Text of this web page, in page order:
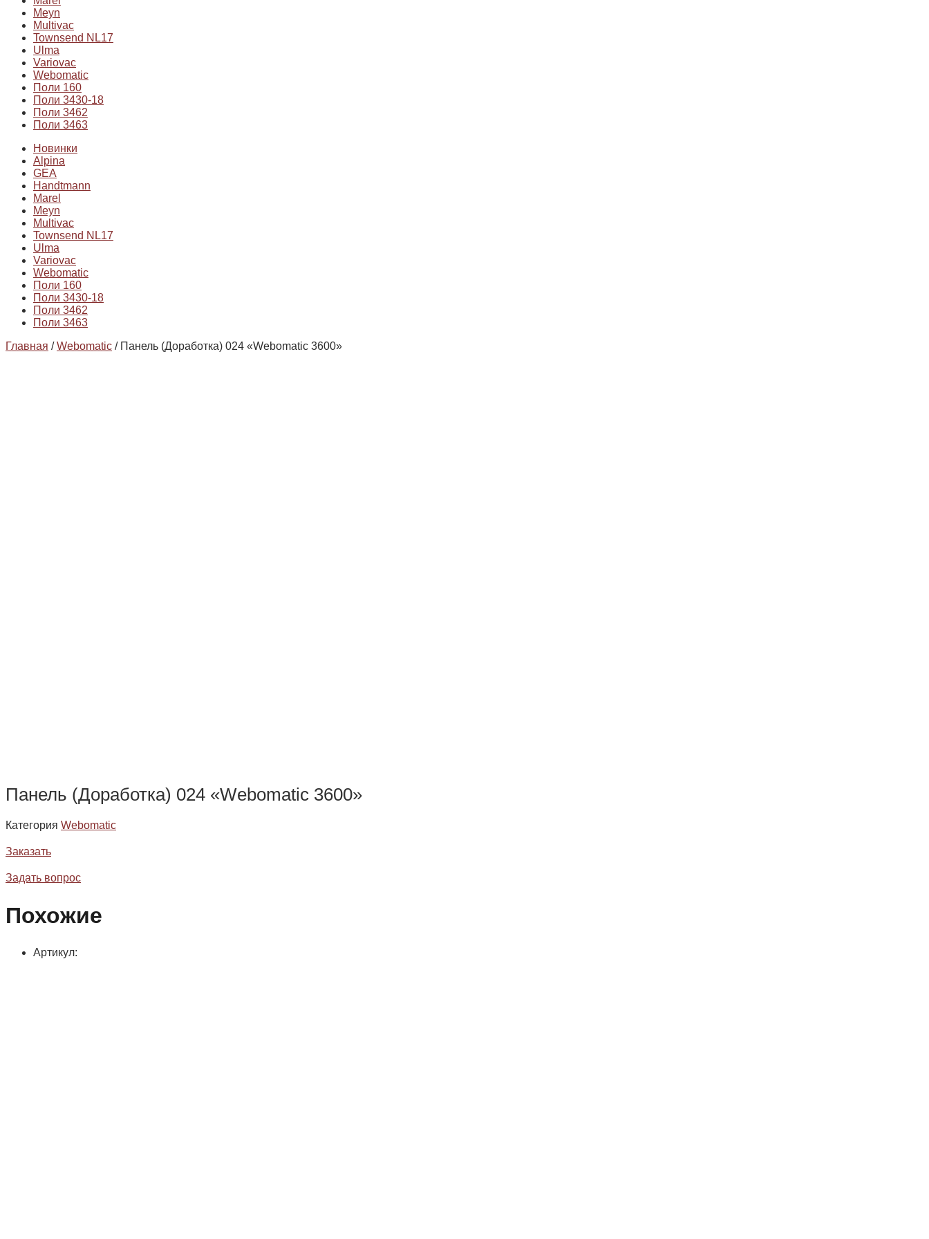
Meyn
Multivac
Townsend NL17
Ulma
Variovac
Webomatic
Поли 160
Поли 3430-18
Поли 3462
Поли 3463
Новинки
Alpina
GEA
Handtmann
Marel
Meyn
Multivac
Townsend NL17
Ulma
Variovac
Webomatic
Поли 160
Поли 3430-18
Поли 3462
Поли 3463
Главная /Webomatic / Панель (Доработка) 024 «Webomatic 3600»
Панель (Доработка) 024 «Webomatic 3600»
Категория Webomatic
Заказать
Задать вопрос
Похожие
Артикул: